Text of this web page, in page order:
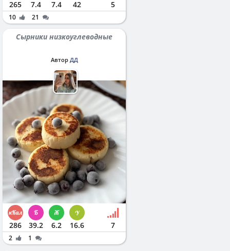
265 7.4 7.4 42 5
10 21
Сырники низкоуглеводные
Автор ДД
286 39.2 6.2 16.6 7
2
1